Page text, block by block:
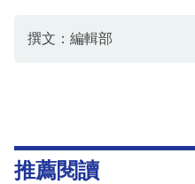
撰文：編輯部
推薦閱讀